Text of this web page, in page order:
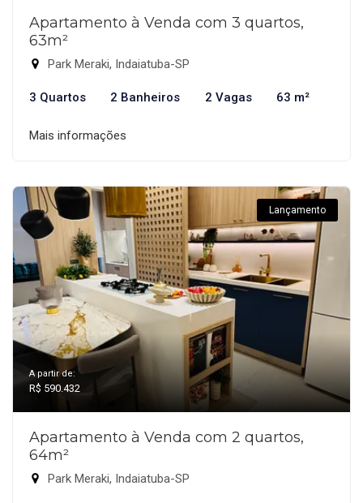
Apartamento à Venda com 3 quartos,
63m²
Park Meraki, Indaiatuba-SP
3 Quartos 2 Banheiros 2 Vagas 63 m²
Mais informações
Lançamento
A partir de:
R$ 590.432
Apartamento à Venda com 2 quartos,
64m²
Park Meraki, Indaiatuba-SP